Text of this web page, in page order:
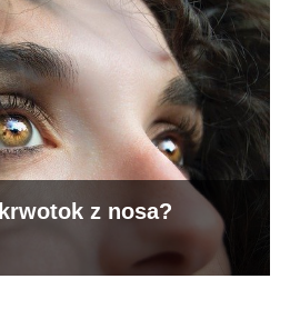
z nosa?